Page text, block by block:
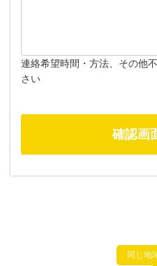
連絡希望時間・方法、その他
さい
同じ地